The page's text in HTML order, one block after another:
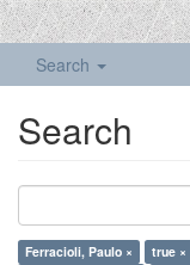
Search
Search
Ferracioli, Paulo × true ×